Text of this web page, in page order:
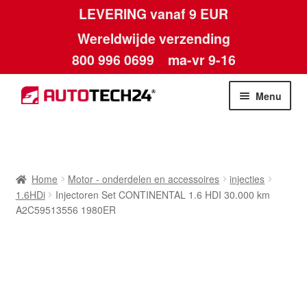
LEVERING vanaf 9 EUR
Wereldwijde verzending
800 996 0699 ma-vr 9-16
Ga
door
Ga
naar
Menu
Algemene voorwaarden
Home Motor - onderdelen en accessoires
injecties
1.6HDi
Injectoren Set CONTINENTAL 1.6 HDI 30.000 km
A2C59513556 1980ER